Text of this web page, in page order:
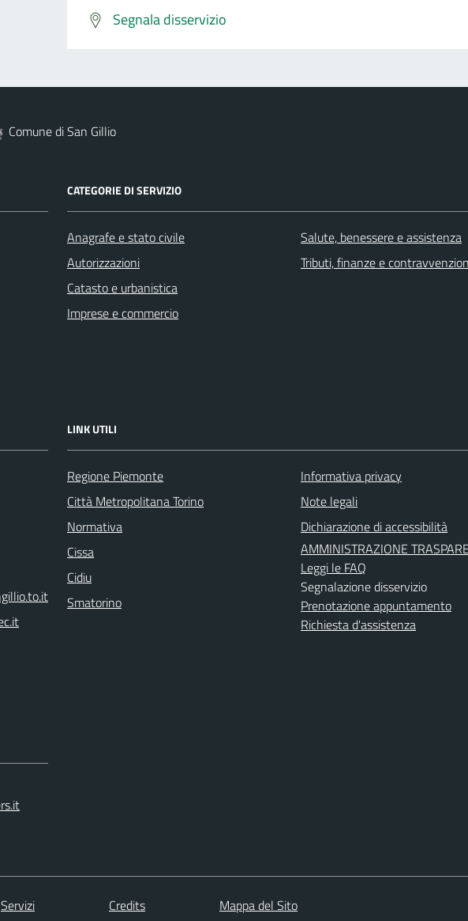
Segnala disservizio
Comune di San Gillio
CATEGORIE DI SERVIZIO
Anagrafe e stato civile
Autorizzazioni
Catasto e urbanistica
Imprese e commercio
Salute, benessere e assistenza
Tributi, finanze e
LINK UTILI
Regione Piemonte
Città Metropolitana Torino
Normativa
Cissa
Cidiu
Smatorino
Informativa privacy
Note legali
Dichiarazione di accessibilità
AMMINISTRAZIONE
Leggi le FAQ
Segnalazione disservizio
Prenotazione appuntamento
Richiesta d'assistenza
Servizi Credits Mappa del Sito